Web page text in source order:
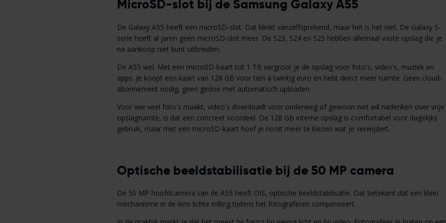
MicroSD-slot bij de Samsung Galaxy A55
De Galaxy A55 heeft een microSD-slot. Dat klinkt vanzelfsprekend, maar het is het niet. De Galaxy S-
serie heeft al jaren geen microSD-slot meer. De S23, S24 en S25 hebben allemaal vaste opslag die je
na aankoop niet kunt uitbreiden.
De A55 wel. Met een microSD-kaart tot 1 TB vergroot je de opslag voor foto's, video's, muziek en
apps. Je koopt een kaart van 128 GB voor tien à twintig euro en hebt direct meer ruimte. Geen cloud-
abonnement nodig, geen gedoe met automatisch uploaden.
Voor wie veel foto's maakt, video's downloadt voor onderweg of gewoon niet wil nadenken over vrije
opslagruimte, is dat een concreet voordeel. De 128 GB interne opslag is comfortabel voor dagelijks
gebruik, maar met een microSD-kaart hoef je nooit meer te kiezen wat je verwijdert.
Optische beeldstabilisatie bij de 50 MP camera
De 50 MP hoofdcamera van de A55 heeft OIS, optische beeldstabilisatie. Dat betekent dat een klein
mechanisme in de lens lichte trilling tijdens het fotograferen compenseert.